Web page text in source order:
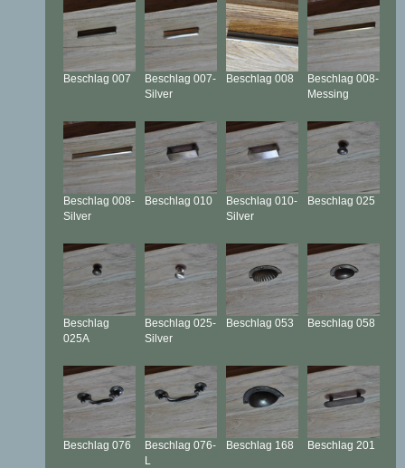
Beschlag 007 Beschlag 007-
Silver
Beschlag 008 Beschlag 008-
Messing
Beschlag 008-
Silver
Beschlag 010 Beschlag 010-
Silver
Beschlag 025
Beschlag
025A
Beschlag 025-
Silver
Beschlag 053 Beschlag 058
Beschlag 076 Beschlag 076-
L
Beschlag 168 Beschlag 201